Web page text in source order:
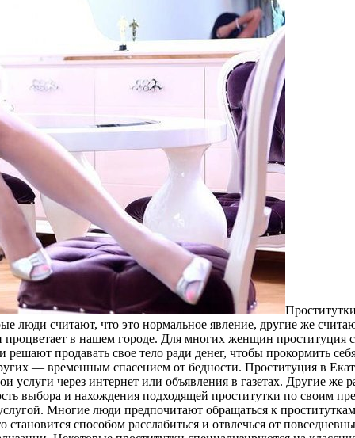
люди считают, что это нормальное явление, другие же
процветает в нашем городе. Для многих женщин
решают продавать свое тело ради денег, чтобы прокормить
— временным спасением от бедности. Проституция в
услуги через интернет или объявления в газетах. Другие
выбора и нахождения подходящей проститутки по своим
Многие люди предпочитают обращаться к
способом расслабиться и отвлечься от